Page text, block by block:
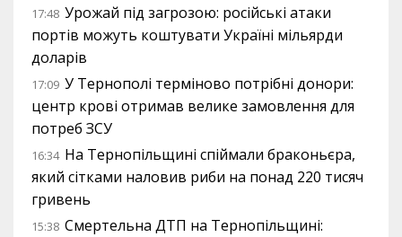
17:48 Урожай під загрозою: російські атаки
портів можуть коштувати Україні мільярди
доларів
17:09 У Тернополі терміново потрібні донори:
центр крові отримав велике замовлення для
потреб ЗСУ
16:34 На Тернопільщині спіймали браконьєра,
який сітками наловив риби на понад 220 тисяч
гривень
15:38 Смертельна ДТП на Тернопільщині: